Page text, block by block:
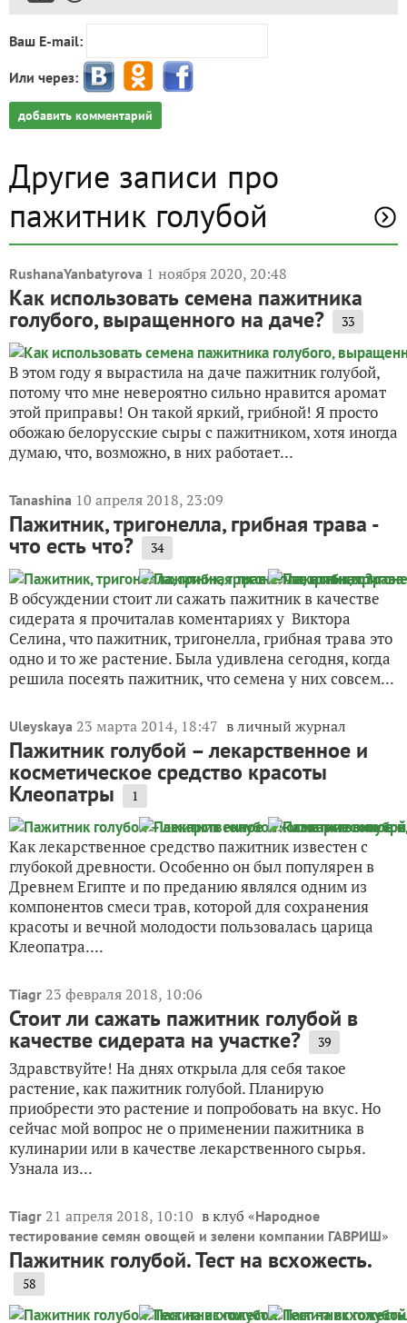
Ваш E-mail:
Или через:
добавить комментарий
Другие записи про
пажитник голубой
RushanaYanbatyrova 1 ноября 2020, 20:48
Как использовать семена пажитника
голубого, выращенного на даче? 33
В этом году я вырастила на даче пажитник голубой,
потому что мне невероятно сильно нравится аромат
этой приправы! Он такой яркий, грибной! Я просто
обожаю белорусские сыры с пажитником, хотя иногда
думаю, что, возможно, в них работает...
Tanashina 10 апреля 2018, 23:09
Пажитник, тригонелла, грибная трава -
что есть что? 34
В обсуждении стоит ли сажать пажитник в качестве
сидерата я прочиталав коментариях у Виктора
Селина, что пажитник, тригонелла, грибная трава это
одно и то же растение. Была удивлена сегодня, когда
решила посеять пажитник, что семена у них совсем...
Uleyskaya 23 марта 2014, 18:47 в личный журнал
Пажитник голубой – лекарственное и
косметическое средство красоты
Клеопатры 1
Как лекарственное средство пажитник известен с
глубокой древности. Особенно он был популярен в
Древнем Египте и по преданию являлся одним из
компонентов смеси трав, которой для сохранения
красоты и вечной молодости пользовалась царица
Клеопатра....
Tiagr 23 февраля 2018, 10:06
Стоит ли сажать пажитник голубой в
качестве сидерата на участке? 39
Здравствуйте! На днях открыла для себя такое
растение, как пажитник голубой. Планирую
приобрести это растение и попробовать на вкус. Но
сейчас мой вопрос не о применении пажитника в
кулинарии или в качестве лекарственного сырья.
Узнала из...
Tiagr 21 апреля 2018, 10:10 в клуб «Народное
тестирование семян овощей и зелени компании ГАВРИШ»
Пажитник голубой. Тест на всхожесть.
58